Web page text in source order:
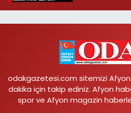
odakgazetesi.com sitemizi
dakika için takip ediniz. Afyon
spor ve Afyon magazin